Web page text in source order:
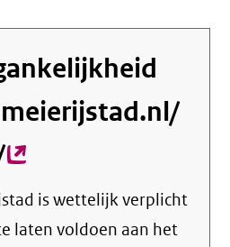
(externe
link)is wettelijk verplicht
laten voldoen aan het